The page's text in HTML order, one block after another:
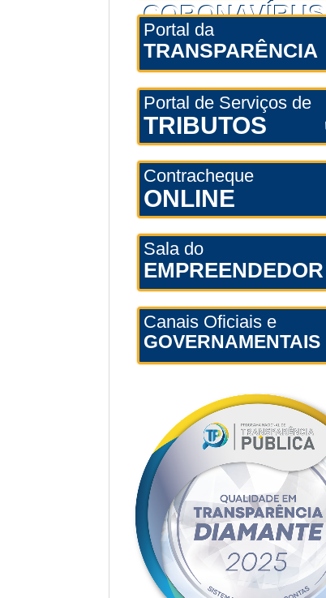
CORONAVÍRUS
Portal da
TRANSPARÊNCIA
Portal de Serviços de
TRIBUTOS
Contracheque
ONLINE
Sala do
EMPREENDEDOR
Canais Oficiais e
GOVERNAMENTAIS